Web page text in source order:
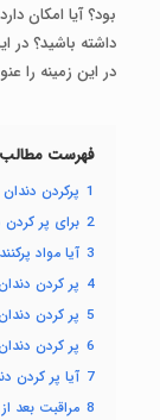
بود؟ آیا امکان
داشته باشید؟ در
در این زمینه را
فهرست مطالب
1 پرکردن
2 برای پر
3 آیا مواد
4 پر کردن
5 پر کردن
6 پر کردن
7 آیا پر کردن
8 مراقبت بعد